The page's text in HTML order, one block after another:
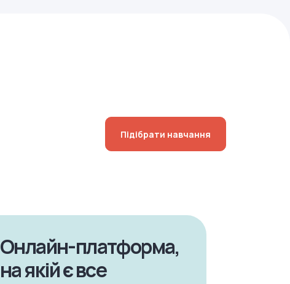
Підібрати навчання
Онлайн-платформа,
на якій є все